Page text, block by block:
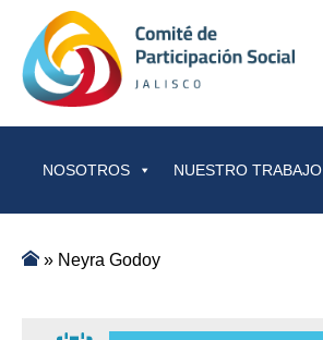
NOSOTROS NUESTRO TRABAJO
» Neyra Godoy